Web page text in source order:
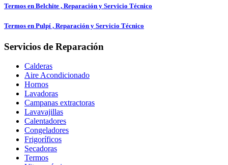
Termos en Belchite , Reparación y Servicio Técnico
Termos en Pulpí , Reparación y Servicio Técnico
Servicios de Reparación
Calderas
Aire Acondicionado
Hornos
Lavadoras
Campanas extractoras
Lavavajillas
Calentadores
Congeladores
Frigoríficos
Secadoras
Termos